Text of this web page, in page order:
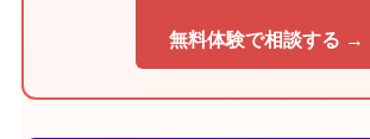
無料体験で相談する →